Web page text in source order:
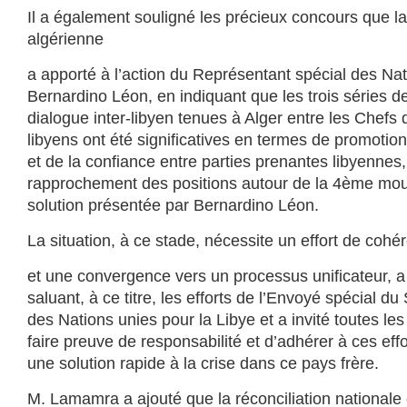
Il a également souligné les précieux concours que
algérienne
a apporté à l’action du Représentant spécial des
Bernardino Léon, en indiquant que les trois séries
dialogue inter-libyen tenues à Alger entre les Chefs
libyens ont été significatives en termes de
et de la confiance entre parties prenantes
rapprochement des positions autour de la 4ème
solution présentée par Bernardino Léon.
La situation, à ce stade, nécessite un effort de
et une convergence vers un processus unificateur,
saluant, à ce titre, les efforts de l’Envoyé spécial du
des Nations unies pour la Libye et a invité toutes
faire preuve de responsabilité et d’adhérer à ces
une solution rapide à la crise dans ce pays frère.
M. Lamamra a ajouté que la réconciliation